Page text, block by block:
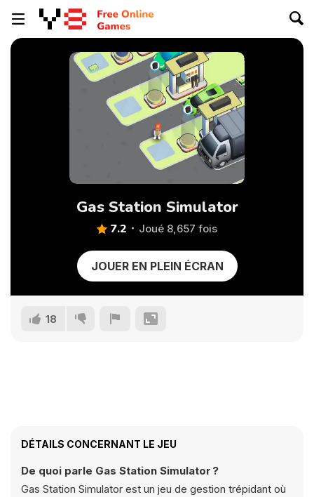
Gas Station Simulator
7.2 Joué 8,657 fois
JOUER EN PLEIN ÉCRAN
18
DÉTAILS CONCERNANT LE JEU
De quoi parle Gas Station Simulator ?
Gas Station Simulator est un jeu de gestion trépidant où